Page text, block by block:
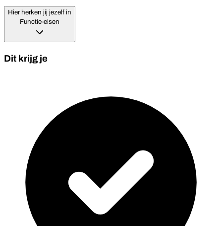
Hier herken jij jezelf in
Functie-eisen
Dit krijg je